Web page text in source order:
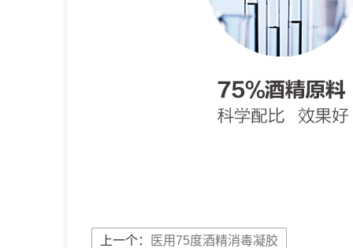
上一个： 医用75度酒精消毒凝胶